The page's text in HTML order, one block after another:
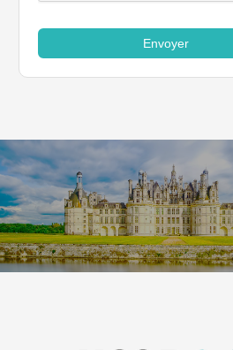
Envoyer